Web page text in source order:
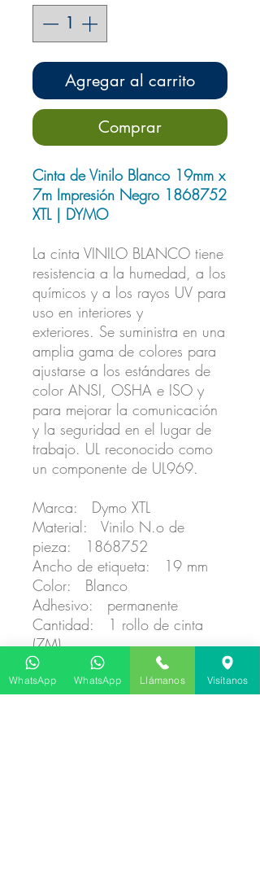
Agregar al carrito
Comprar
Cinta de Vinilo Blanco 19mm x
7m Impresión Negro 1868752
XTL | DYMO
La cinta VINILO BLANCO tiene
resistencia a la humedad, a los
químicos y a los rayos UV para
uso en interiores y
exteriores. Se suministra en una
amplia gama de colores para
ajustarse a los estándares de
color ANSI, OSHA e ISO y
para mejorar la comunicación
y la seguridad en el lugar de
trabajo. UL reconocido como
un componente de UL969.
Marca: Dymo XTL
Material: Vinilo N.o de
pieza: 1868752
Ancho de etiqueta: 19 mm
Color: Blanco
Adhesivo: permanente
Cantidad: 1 rollo de cinta
(7M)
WhatsApp WhatsApp Llámanos Visítanos